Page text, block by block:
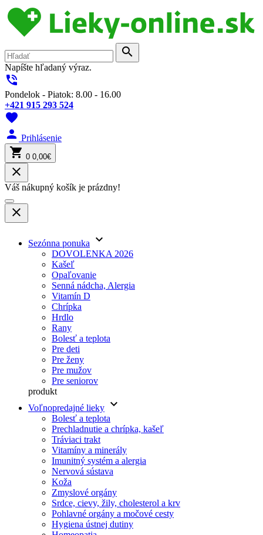
search
Napíšte hľadaný výraz.
phone_in_talk
Pondelok - Piatok: 8.00 - 16.00
+421 915 293 524
favorite
person Prihlásenie
shopping_cart 0 0,00€
close
Váš nákupný košík je prázdny!
close
Sezónna ponuka keyboard_arrow_down
DOVOLENKA 2026
Kašeľ
Opaľovanie
Senná nádcha, Alergia
Vitamín D
Chrípka
Hrdlo
Rany
Bolesť a teplota
Pre deti
Pre ženy
Pre mužov
Pre seniorov
produkt
Voľnopredajné lieky keyboard_arrow_down
Bolesť a teplota
Prechladnutie a chrípka, kašeľ
Tráviaci trakt
Vitamíny a minerály
Imunitný systém a alergia
Nervová sústava
Koža
Zmyslové orgány
Srdce, cievy, žily, cholesterol a krv
Pohlavné orgány a močové cesty
Hygiena ústnej dutiny